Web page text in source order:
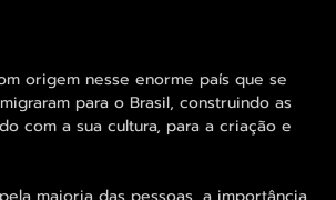
origem nesse enorme país que se
para o Brasil, construindo as
com a sua cultura, para a criação e